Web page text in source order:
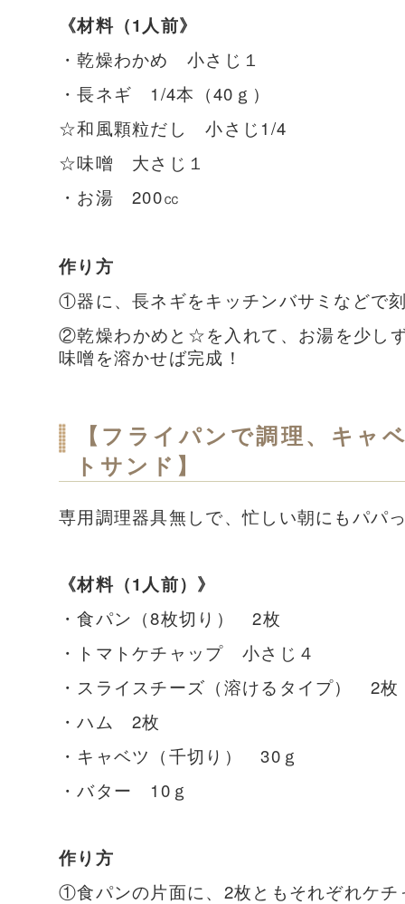
《材料（1人前》
・乾燥わかめ 小さじ１
・長ネギ 1/4本（40ｇ）
☆和風顆粒だし 小さじ1/4
☆味噌 大さじ１
・お湯 200㏄
作り方
①器に、長ネギをキッチンバサミなどで
②乾燥わかめと☆を入れて、お湯を少し
味噌を溶かせば完成！
【フライパンで調理、キャ
トサンド】
専用調理器具無しで、忙しい朝にもパパ
《材料（1人前）》
・食パン（8枚切り） 2枚
・トマトケチャップ 小さじ４
・スライスチーズ（溶けるタイプ） 2枚
・ハム 2枚
・キャベツ（千切り） 30ｇ
・バター 10ｇ
作り方
①食パンの片面に、2枚ともそれぞれケチ